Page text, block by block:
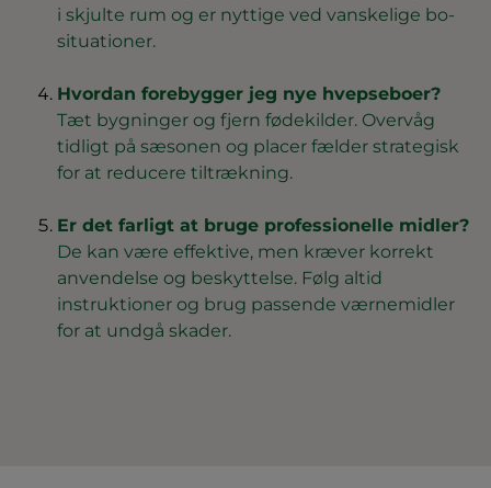
i skjulte rum og er nyttige ved vanskelige bo-
situationer.
Hvordan forebygger jeg nye hvepseboer?
Tæt bygninger og fjern fødekilder. Overvåg
tidligt på sæsonen og placer fælder strategisk
for at reducere tiltrækning.
Er det farligt at bruge professionelle midler?
De kan være effektive, men kræver korrekt
anvendelse og beskyttelse. Følg altid
instruktioner og brug passende værnemidler
for at undgå skader.